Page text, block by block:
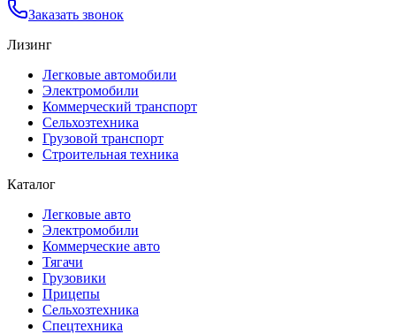
Заказать звонок
Лизинг
Легковые автомобили
Электромобили
Коммерческий транспорт
Сельхозтехника
Грузовой транспорт
Строительная техника
Каталог
Легковые авто
Электромобили
Коммерческие авто
Тягачи
Грузовики
Прицепы
Сельхозтехника
Спецтехника